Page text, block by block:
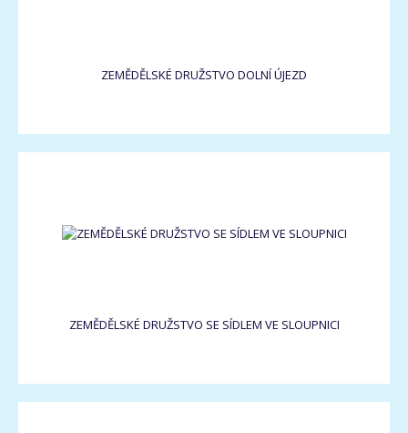
ZEMĚDĚLSKÉ DRUŽSTVO DOLNÍ ÚJEZD
ZEMĚDĚLSKÉ DRUŽSTVO SE SÍDLEM VE SLOUPNICI